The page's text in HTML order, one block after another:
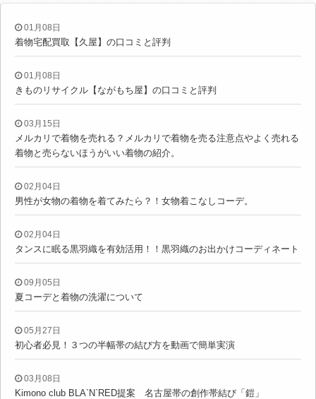
01月08日
着物宅配買取【久屋】の口コミと評判
01月08日
きものリサイクル【ながもち屋】の口コミと評判
03月15日
メルカリで着物を売れる？メルカリで着物を売る注意点やよく売れる
着物と売らないほうがいい着物の紹介。
02月04日
男性が女物の着物を着てみたら？！女物着こなしコーデ。
02月04日
タンスに眠る黒羽織を有効活用！！黒羽織のお出かけコーディネート
09月05日
夏コーデと着物の洗濯について
05月27日
初心者必見！３つの半幅帯の結び方を動画で簡単実演
03月08日
Kimono club BLA`N`RED提案 名古屋帯の創作帯結び「鎧」